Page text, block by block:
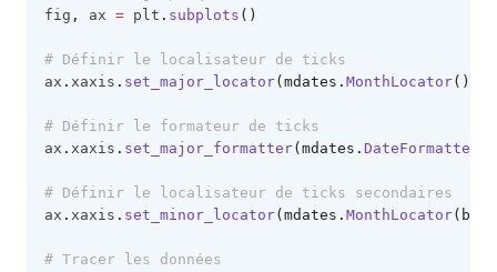
fig , ax = plt . subplots ()
# Définir le localisateur de ticks
ax . xaxis . set_major_locator(mdates. MonthLocator())
# Définir le formateur de ticks
ax . xaxis . set_major_formatter(mdates. DateFormatter
# Définir le localisateur de ticks secondaires
ax . xaxis . set_minor_locator(mdates. MonthLocator
# Tracer les données